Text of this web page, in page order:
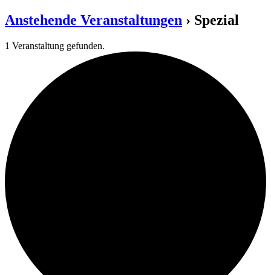
Anstehende Veranstaltungen › Spezial
1 Veranstaltung gefunden.